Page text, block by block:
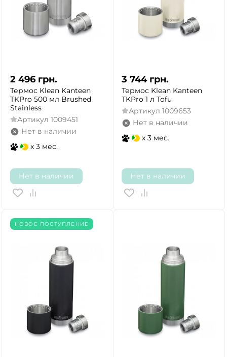
2 496 грн.
Термос Klean Kanteen
TKPro 500 мл Brushed
Stainless
Артикул 1009451
Нет в наличии
x 3 мес.
Нет в наличии
3 744 грн.
Термос Klean Kanteen
TKPro 1 л Tofu
Артикул 1009653
Нет в наличии
x 3 мес.
Нет в наличии
НОВОЕ ПОСТУПЛЕНИЕ